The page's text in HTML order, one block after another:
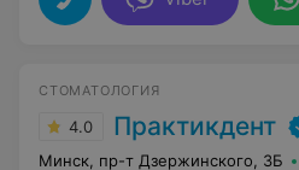
СТОМАТОЛОГИЯ
4.0 Практикдент
Минск, пр-т Дзержинского, 3Б